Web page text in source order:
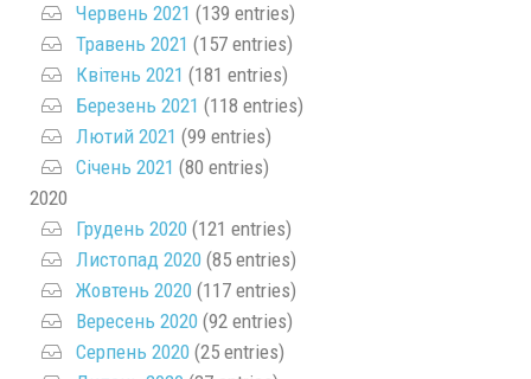
Червень 2021 (139 entries)
Травень 2021 (157 entries)
Квітень 2021 (181 entries)
Березень 2021 (118 entries)
Лютий 2021 (99 entries)
Січень 2021 (80 entries)
2020
Грудень 2020 (121 entries)
Листопад 2020 (85 entries)
Жовтень 2020 (117 entries)
Вересень 2020 (92 entries)
Серпень 2020 (25 entries)